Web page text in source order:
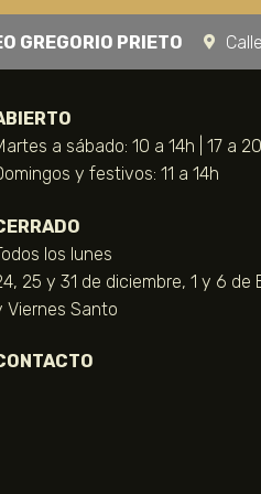
GREGORIO PRIETO
a sábado: 10 a 14h | 17 a
y festivos: 11 a 14h
los lunes
25 y 31 de diciembre, 1 y 6 de
Viernes Santo